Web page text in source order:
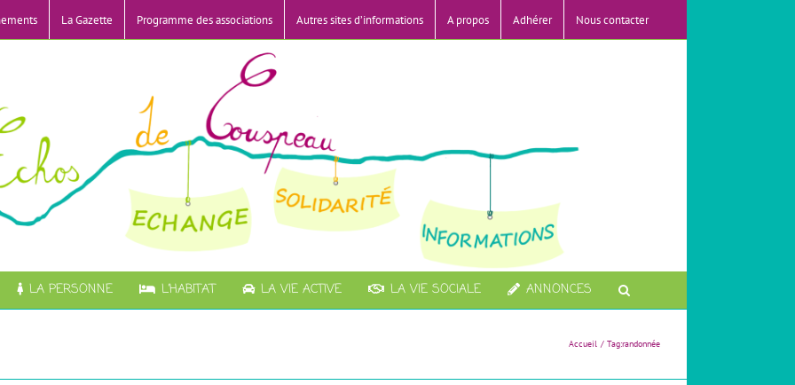
La Gazette Programme des associations Autres sites d’informations A propos Adhérer Nous contacter
LA PERSONNE L’HABITAT LA VIE ACTIVE LA VIE SOCIALE ANNONCES
Accueil Tag:randonnée